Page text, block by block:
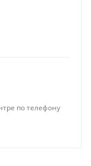
по телефону